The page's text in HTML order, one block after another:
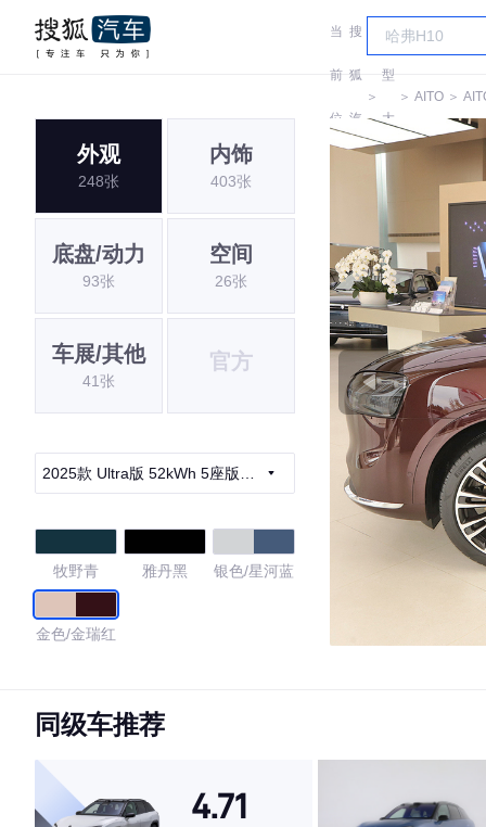
当
前
位
搜
狐
汽
＞
车
型
大
＞ AITO ＞
外观
248张
内饰
403张
底盘/动力
93张
空间
26张
车展/其他
41张
官方
2025款 Ultra版 52kWh 5座版
牧野青 雅丹黑 银色/星河蓝
金色/金瑞红
4.67
·外观表现一般，低于74%同级车
·内饰表现一般，低于60%同级车
同级车推荐
4.71